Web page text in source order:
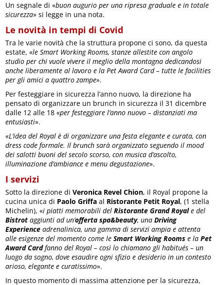
Un segnale di «buon augurio per una ripresa graduale e in totale
sicurezza» si legge in una nota.
Le novità in tempi di Covid
Tra le varie novità che la struttura propone ci sono, da questa
estate, «le Smart Working Rooms, stanze allestite con angolo
studio per chi vuole vivere il meglio della montagna dedicandosi
anche liberamente al lavoro e la Pet Award Card – tutte le facilities
per gli amici a quattro zampe».
Per festeggiare in sicurezza l’anno nuovo, la direzione ha
pensato di organizzare un brunch in sicurezza il 31 dicembre
dalle 12 alle 18 «per festeggiare l’anno nuovo – distanziati ma
entusiasti».
«L’idea del Royal è di organizzare una festa elegante e curata, con
dress code formale. Il brunch sarà organizzato seguendo il mood
dei salotti buoni del secolo scorso, con musica d’ascolto,
illuminazione d’ambiance e menu degustazione».
I servizi
Sotto la direzione diVeronica Revel Chion, il Royal propone la
cucina unica di Paolo Griffa al Ristorante Petit Royal, (1 stella
Michelin), «i piatti memorabili delRistorante Grand Royale del
Bistrotaggiunti ad un’offerta spa&beauty, unaDriving
Experienceadrenalinica, una gamma di servizi ampia e attenta
alle esigenze del momento come leSmart Working Rooms e laPet
Award Cardfanno del Royal – così lo chiamano gli habitués – un
luogo da sogno, dove esaudire ogni sfizio e desiderio in un contesto
arioso, elegante e curatissimo».
In questo momento di massima attenzione per la sicurezza,